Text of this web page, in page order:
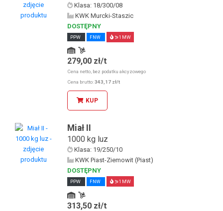
Klasa: 18/300/08
KWK Murcki-Staszic
DOSTĘPNY
PPW FNW ⪖1 MW
Odbiór osobisty u KDW
Odbiór osobisty w sklepie stacjonarnym
279,00 zł/t
Cena netto, bez podatku akcyzowego
Cena brutto:343,17 zł/t
KUP
Miał II
1000 kg luz
Klasa: 19/250/10
KWK Piast-Ziemowit (Piast)
DOSTĘPNY
PPW FNW ⪖1 MW
Odbiór osobisty u KDW
313,50 zł/t